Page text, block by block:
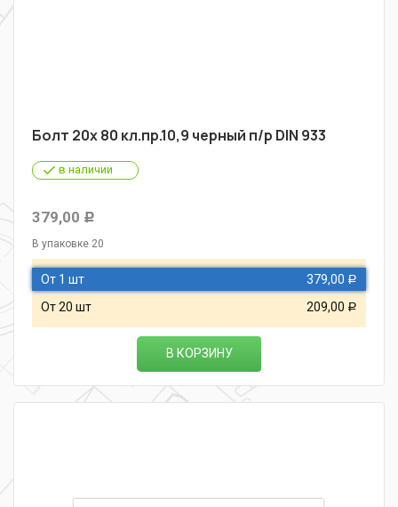
Болт 20х 80 кл.пр.10,9 черный п/р DIN 933
в наличии
379,00 Р
В упаковке 20
От 1 шт 379,00 Р
От 20 шт 209,00 Р
В КОРЗИНУ